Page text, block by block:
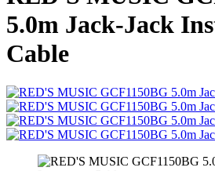
5.0m Jack-Jack
Cable